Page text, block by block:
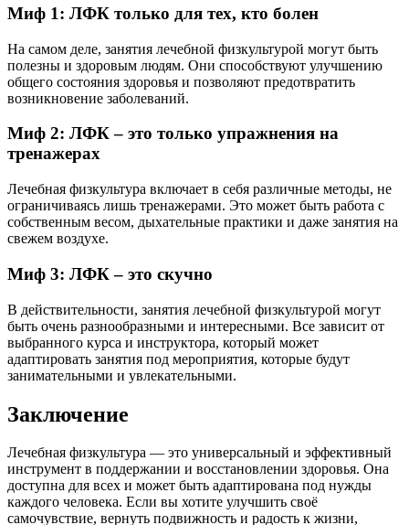
Миф 1: ЛФК только для тех, кто болен
На самом деле, занятия лечебной физкультурой могут быть
полезны и здоровым людям. Они способствуют улучшению
общего состояния здоровья и позволяют предотвратить
возникновение заболеваний.
Миф 2: ЛФК – это только упражнения на
тренажерах
Лечебная физкультура включает в себя различные методы, не
ограничиваясь лишь тренажерами. Это может быть работа с
собственным весом, дыхательные практики и даже занятия на
свежем воздухе.
Миф 3: ЛФК – это скучно
В действительности, занятия лечебной физкультурой могут
быть очень разнообразными и интересными. Все зависит от
выбранного курса и инструктора, который может
адаптировать занятия под мероприятия, которые будут
занимательными и увлекательными.
Заключение
Лечебная физкультура — это универсальный и эффективный
инструмент в поддержании и восстановлении здоровья. Она
доступна для всех и может быть адаптирована под нужды
каждого человека. Если вы хотите улучшить своё
самочувствие, вернуть подвижность и радость к жизни,